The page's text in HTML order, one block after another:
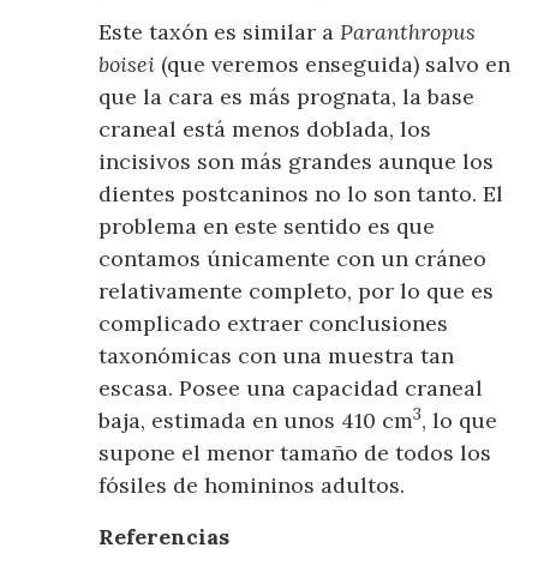
Este taxón es similar a Paranthropus
boisei (que veremos enseguida) salvo en
que la cara es más prognata, la base
craneal está menos doblada, los
incisivos son más grandes aunque los
dientes postcaninos no lo son tanto. El
problema en este sentido es que
contamos únicamente con un cráneo
relativamente completo, por lo que es
complicado extraer conclusiones
taxonómicas con una muestra tan
escasa. Posee una capacidad craneal
baja, estimada en unos 410 cm3, lo que
supone el menor tamaño de todos los
fósiles de homininos adultos.
Referencias